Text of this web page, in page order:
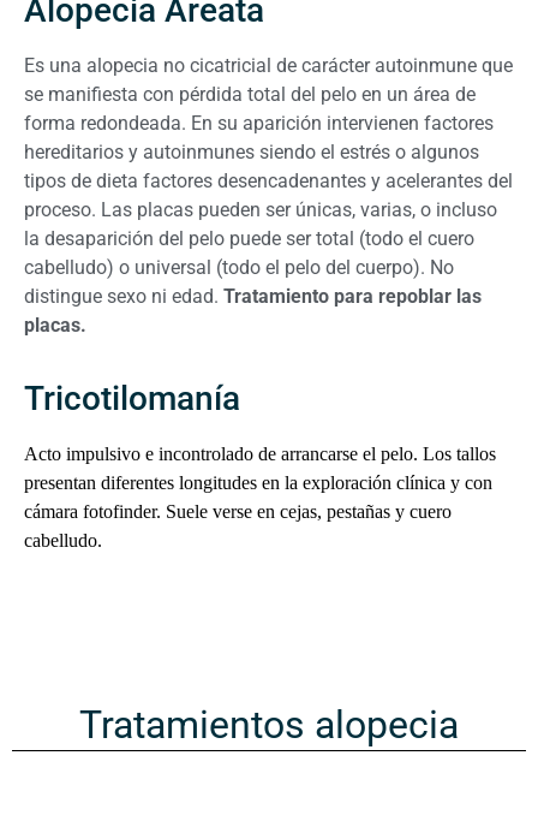
Alopecia Areata
Es una alopecia no cicatricial de carácter autoinmune que
se manifiesta con pérdida total del pelo en un área de
forma redondeada. En su aparición intervienen factores
hereditarios y autoinmunes siendo el estrés o algunos
tipos de dieta factores desencadenantes y acelerantes del
proceso. Las placas pueden ser únicas, varias, o incluso
la desaparición del pelo puede ser total (todo el cuero
cabelludo) o universal (todo el pelo del cuerpo). No
distingue sexo ni edad. Tratamiento para repoblar las
placas.
Tricotilomanía
Acto impulsivo e incontrolado de arrancarse el pelo. Los tallos
presentan diferentes longitudes en la exploración clínica y con
cámara fotofinder. Suele verse en cejas, pestañas y cuero
cabelludo.
Tratamientos alopecia